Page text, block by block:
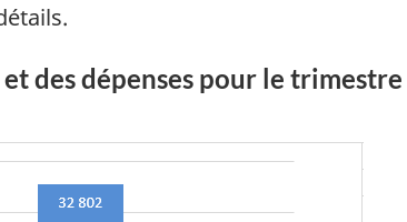
des dépenses pour le